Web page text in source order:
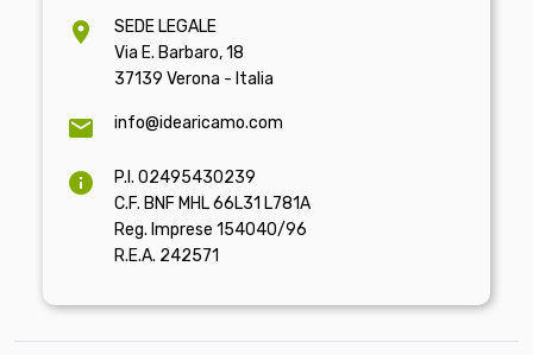
SEDE LEGALE
Via E. Barbaro, 18
37139 Verona - Italia
info@idearicamo.com
P.I. 02495430239
C.F. BNF MHL 66L31 L781A
Reg. Imprese 154040/96
R.E.A. 242571